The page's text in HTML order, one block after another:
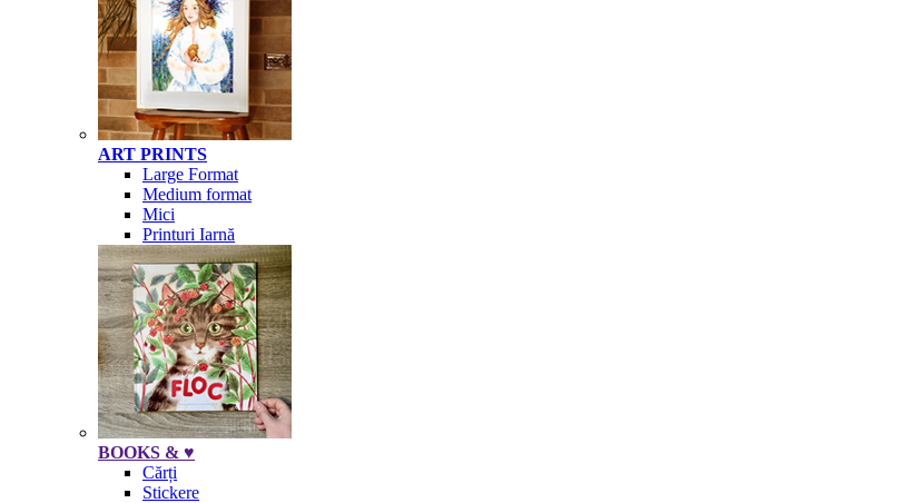
ART PRINTS
Large Format
Medium format
Mici
Printuri Iarnă
BOOKS & ♥
Cărți
Stickere